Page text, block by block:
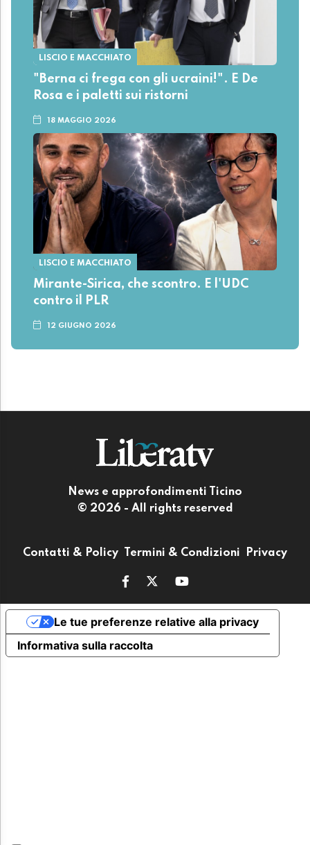
LISCIO E MACCHIATO
"Berna ci frega con gli ucraini!". E De
Rosa e i paletti sui ristorni
18 MAGGIO 2026
LISCIO E MACCHIATO
Mirante-Sirica, che scontro. E l'UDC
contro il PLR
12 GIUGNO 2026
News e approfondimenti Ticino
© 2026 - All rights reserved
Contatti & Policy Termini & Condizioni Privacy
Informativa sulla raccolta
Le tue preferenze relative alla privacy